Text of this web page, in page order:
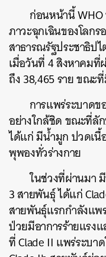
ก่อนหน้านี้
ภาวะฉุกเฉินของโลก
สาธารณรัฐประชาธิป
เมื่อวันที่ 4 สิงหาคมที่
ถึง 38,465 ราย ขณะ
การแพร่ระบาด
อย่างใกล้ชิด ขณะที่ลั
ได้แก่ มีน้ำมูก ปวดเ
พุพองทั่วร่างกาย
ในช่วงที่ผ่านมา
3 สายพันธุ์ ได้แก่
สายพันธุ์แรกกำลังแพ
ป่วยมีอาการร้ายแรง
ที่ Clade II แพร่ระบ